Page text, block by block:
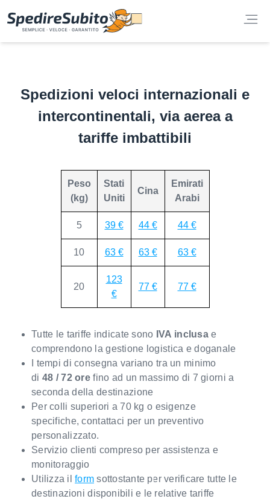
Spedizioni veloci internazionali e
intercontinentali, via aerea a
tariffe imbattibili
Peso
(kg)
Stati
Uniti
Cina
Emirati
Arabi
5 39 € 44 € 44 €
10 63 € 63 € 63 €
20
123
€
77 € 77 €
Tutte le tariffe indicate sono IVA inclusa e
comprendono la gestione logistica e doganale
I tempi di consegna variano tra un minimo
di 48 / 72 ore fino ad un massimo di 7 giorni a
seconda della destinazione
Per colli superiori a 70 kg o esigenze
specifiche, contattaci per un preventivo
personalizzato.
Servizio clienti compreso per assistenza e
monitoraggio
Utilizza il form sottostante per verificare tutte le
destinazioni disponibili e le relative tariffe